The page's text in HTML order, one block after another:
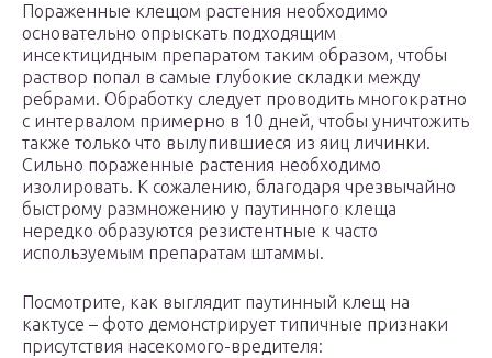
Пораженные клещом растения необходимо
основательно опрыскать подходящим
инсектицидным препаратом таким образом, чтобы
раствор попал в самые глубокие складки между
ребрами. Обработку следует проводить многократно
с интервалом примерно в 10 дней, чтобы уничтожить
также только что вылупившиеся из яиц личинки.
Сильно пораженные растения необходимо
изолировать. К сожалению, благодаря чрезвычайно
быстрому размножению у паутинного клеща
нередко образуются резистентные к часто
используемым препаратам штаммы.
Посмотрите, как выглядит паутинный клещ на
кактусе – фото демонстрирует типичные признаки
присутствия насекомого-вредителя: